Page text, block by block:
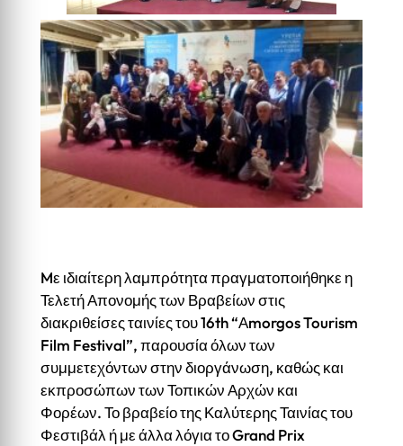
Mε ιδιαίτερη λαμπρότητα πραγματοποιήθηκε η
Τελετή Απονομής των Βραβείων στις
διακριθείσες ταινίες του 16th “Αmorgos Tourism
Film Festival”, παρουσία όλων των
συμμετεχόντων στην διοργάνωση, καθώς και
εκπροσώπων των Τοπικών Αρχών και
Φορέων. Το βραβείο της Καλύτερης Ταινίας του
Φεστιβάλ ή με άλλα λόγια το Grand Prix